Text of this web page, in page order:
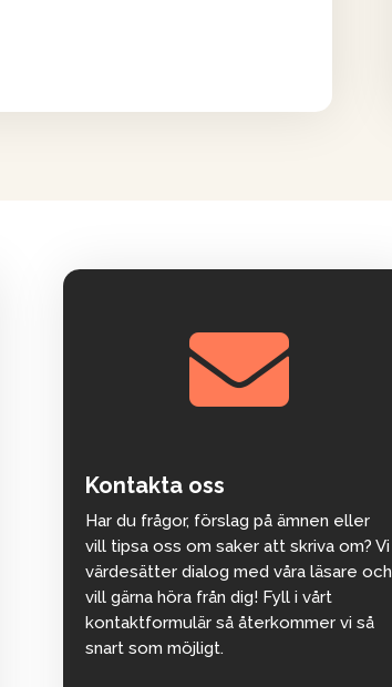

Kontakta oss
Har du frågor, förslag på ämnen eller
vill tipsa oss om saker att skriva om? Vi
värdesätter dialog med våra läsare och
vill gärna höra från dig! Fyll i vårt
kontaktformulär så återkommer vi så
snart som möjligt.